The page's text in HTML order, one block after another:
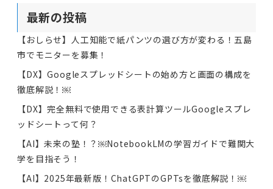
最新の投稿
【おしらせ】人工知能で紙パンツの選び方が変わる！五島
市でモニターを募集！
【DX】Googleスプレッドシートの始め方と画面の構成を
徹底解説！￼
【DX】完全無料で使用できる表計算ツールGoogleスプレ
ッドシートって何？
【AI】未来の塾！？￼NotebookLMの学習ガイドで難関大
学を目指そう！
【AI】2025年最新版！ChatGPTのGPTsを徹底解説！￼